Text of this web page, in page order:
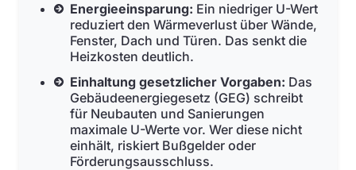
Energieeinsparung: Ein niedriger U-Wert
reduziert den Wärmeverlust über Wände,
Fenster, Dach und Türen. Das senkt die
Heizkosten deutlich.
Einhaltung gesetzlicher Vorgaben: Das
Gebäudeenergiegesetz (GEG) schreibt
für Neubauten und Sanierungen
maximale U-Werte vor. Wer diese nicht
einhält, riskiert Bußgelder oder
Förderungsausschluss.